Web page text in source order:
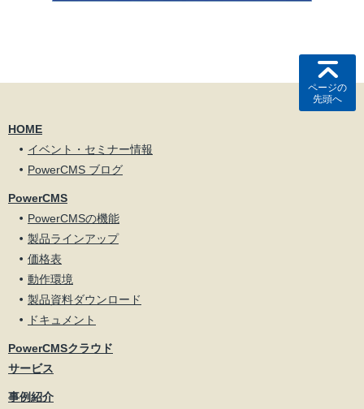
ページの
先頭へ
HOME
イベント・セミナー情報
PowerCMS ブログ
PowerCMS
PowerCMSの機能
製品ラインアップ
価格表
動作環境
製品資料ダウンロード
ドキュメント
PowerCMSクラウド
サービス
事例紹介